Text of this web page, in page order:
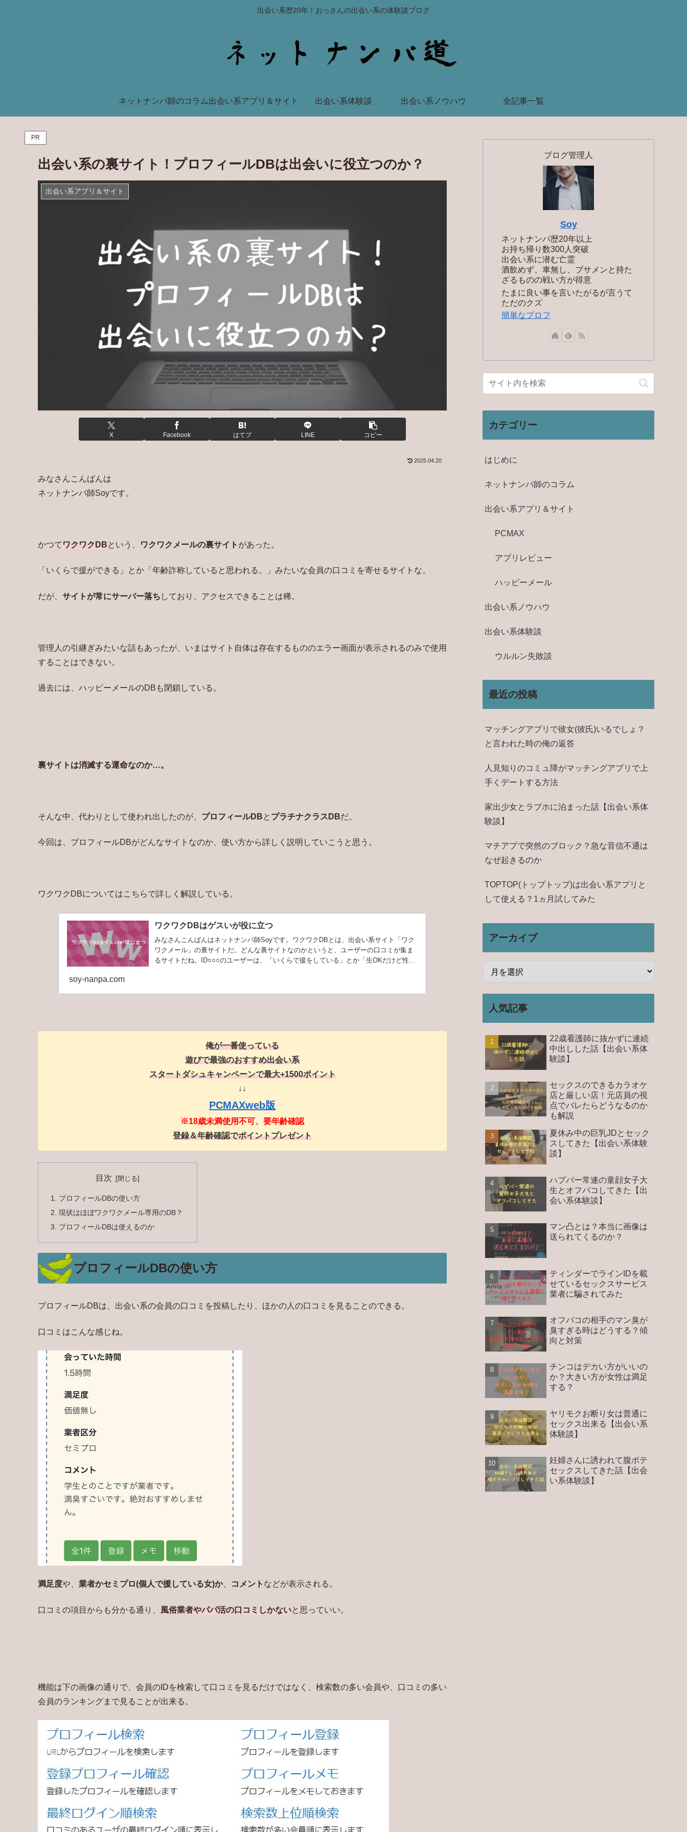
出会い系歴20年！おっさんの出会い系の体験談ブログ
ネットナンパ師のコラム出会い系アプリ＆サイト 出会い系体験談 出会い系ノウハウ 全記事一覧
PR
出会い系の裏サイト！プロフィールDBは出会いに役立つのか？
出会い系アプリ＆サイト
X Facebook はてブ LINE コピー
2025.04.20
みなさんこんばんは
ネットナンパ師Soyです。
かつてワクワクDBという、 ワクワクメールの裏サイト があった。
「いくらで援ができる」とか「年齢詐称していると思われる。」みたいな会員の口コミを寄せるサイトな。
だが、 サイトが常にサーバー落ち しており、アクセスできることは稀。
管理人の引継ぎみたいな話もあったが、いまはサイト自体は存在するもののエラー画面が表示されるのみで使用
することはできない。
過去には、ハッピーメールのDBも閉鎖している。
裏サイトは消滅する運命なのか…。
そんな中、代わりとして使われ出したのが、 プロフィールDBと プラチナクラスDBだ。
今回は、プロフィールDBがどんなサイトなのか、使い方から詳しく説明していこうと思う。
ワクワクDBについてはこちらで詳しく解説している。
ワクワクDBはゲスいが役に立つ
みなさんこんばんはネットナンパ師Soyです。ワクワクDBとは、出会い系サイト「ワク
ワクメール」の裏サイトだ。どんな裏サイトなのかというと、ユーザーの口コミが集ま
るサイトだね。ID○○○のユーザーは、「いくらで援をしている」とか「生OKだけど性病
soy-nanpa.com
俺が一番使っている
遊びで最強のおすすめ出会い系
スタートダシュキャンペーンで最大+1500ポイント
↓↓
PCMAXweb版
※18歳未満使用不可、要年齢確認
登録＆年齢確認でポイントプレゼント
目次
プロフィールDBの使い方
現状はほぼワクワクメール専用のDB？
プロフィールDBは使えるのか
プロフィールDBの使い方
プロフィールDBは、出会い系の会員の口コミを投稿したり、ほかの人の口コミを見ることのできる。
口コミはこんな感じね。
満足度や、 業者かセミプロ(個人で援している女)か、 コメント などが表示される。
口コミの項目からも分かる通り、 風俗業者やパパ活の口コミしかないと思っていい。
機能は下の画像の通りで、会員のIDを検索して口コミを見るだけではなく、検索数の多い会員や、口コミの多い
会員のランキングまで見ることが出来る。
ブログ管理人
Soy
ネットナンパ歴20年以上
お持ち帰り数300人突破
出会い系に潜む亡霊
酒飲めず、車無し、ブサメンと持た
ざるものの戦い方が得意
たまに良い事を言いたがるが言うて
ただのクズ
簡単なプロフ
カテゴリー
はじめに
ネットナンパ師のコラム
出会い系アプリ＆サイト
PCMAX
アプリレビュー
ハッピーメール
出会い系ノウハウ
出会い系体験談
ウルルン失敗談
最近の投稿
マッチングアプリで彼女(彼氏)いるでしょ？
と言われた時の俺の返答
人見知りのコミュ障がマッチングアプリで上
手くデートする方法
家出少女とラブホに泊まった話【出会い系体
験談】
マチアプで突然のブロック？急な音信不通は
なぜ起きるのか
TOPTOP(トップトップ)は出会い系アプリと
して使える？1ヵ月試してみた
アーカイブ
人気記事
22歳看護師に抜かずに連続
中出しした話【出会い系体
験談】
セックスのできるカラオケ
店と厳しい店！元店員の視
点でバレたらどうなるのか
も解説
夏休み中の巨乳JDとセック
スしてきた【出会い系体験
談】
ハプバー常連の童顔女子大
生とオフパコしてきた【出
会い系体験談】
マン凸とは？本当に画像は
送られてくるのか？
ティンダーでラインIDを載
せているセックスサービス
業者に騙されてみた
オフパコの相手のマン臭が
臭すぎる時はどうする？傾
向と対策
チンコはデカい方がいいの
か？大きい方が女性は満足
する？
ヤリモクお断り女は普通に
セックス出来る【出会い系
体験談】
妊婦さんに誘われて腹ボテ
セックスしてきた話【出会
い系体験談】